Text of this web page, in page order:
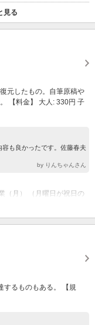
見る
元したもの。自筆原稿や
【料金】 大人: 330円 子
も良かったです。佐藤春夫
by りんちゃんさん
（月） （月曜日が祝日の
するものもある。 【規